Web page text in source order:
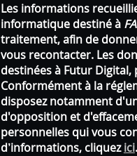
Les informations
informatique destiné à
traitement, afin de
vous recontacter. Les
destinées à Futur Digital,
Conformément à la
disposez notamment
d'opposition et
personnelles qui vous
d’informations, cliquezici.